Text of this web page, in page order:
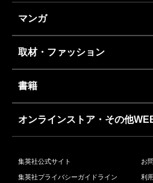
マンガ
取材・ファッション
書籍
オンラインストア・その他
集英社公式サイト お
集英社プライバシーガイドライン 利